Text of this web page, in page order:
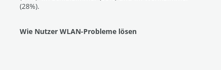
(28%).
Wie Nutzer WLAN-Probleme lösen